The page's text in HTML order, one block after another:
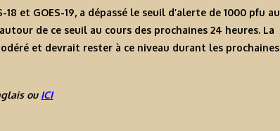
et GOES-19, a dépassé le seuil d’alerte de 1000 pfu au
de ce seuil au cours des prochaines 24 heures. La
et devrait rester à ce niveau durant les prochaines
ou ICI